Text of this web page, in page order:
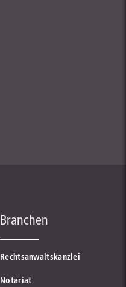
Branchen
Rechtsanwaltskanzlei
Notariat